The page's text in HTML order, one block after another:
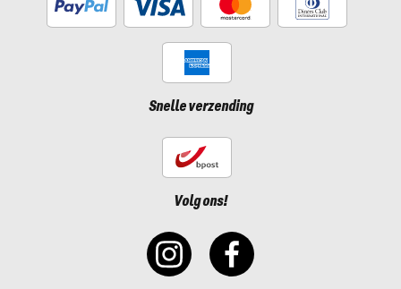
Snelle verzending
Volg ons!